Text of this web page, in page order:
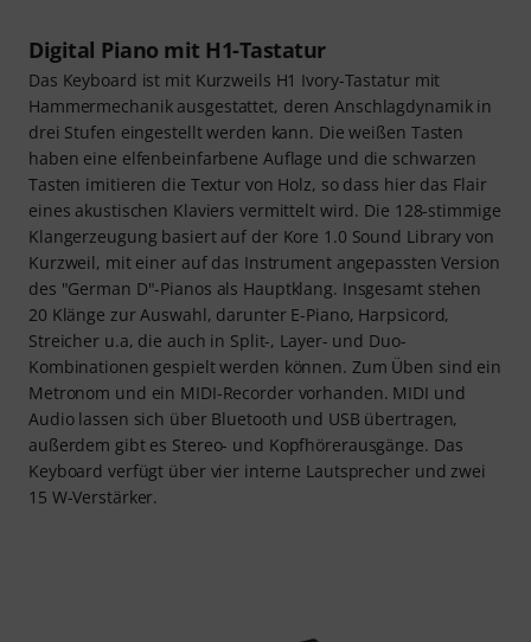
Digital Piano mit H1-Tastatur
Das Keyboard ist mit Kurzweils H1 Ivory-Tastatur mit
Hammermechanik ausgestattet, deren Anschlagdynamik in
drei Stufen eingestellt werden kann. Die weißen Tasten
haben eine elfenbeinfarbene Auflage und die schwarzen
Tasten imitieren die Textur von Holz, so dass hier das Flair
eines akustischen Klaviers vermittelt wird. Die 128-stimmige
Klangerzeugung basiert auf der Kore 1.0 Sound Library von
Kurzweil, mit einer auf das Instrument angepassten Version
des "German D"-Pianos als Hauptklang. Insgesamt stehen
20 Klänge zur Auswahl, darunter E-Piano, Harpsicord,
Streicher u.a, die auch in Split-, Layer- und Duo-
Kombinationen gespielt werden können. Zum Üben sind ein
Metronom und ein MIDI-Recorder vorhanden. MIDI und
Audio lassen sich über Bluetooth und USB übertragen,
außerdem gibt es Stereo- und Kopfhörerausgänge. Das
Keyboard verfügt über vier interne Lautsprecher und zwei
15 W-Verstärker.